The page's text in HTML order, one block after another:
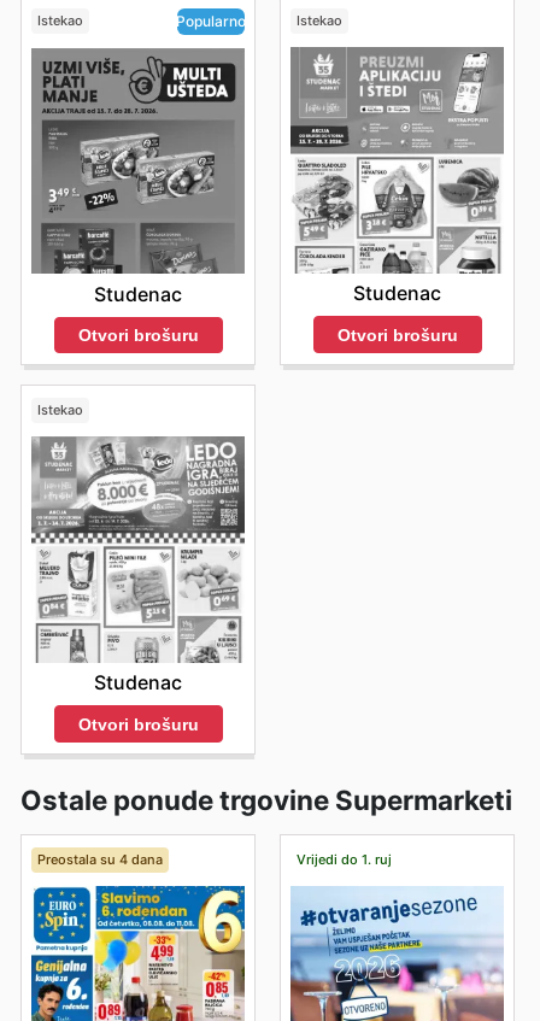
Istekao Popularno
Studenac
Otvori brošuru
Istekao
Studenac
Otvori brošuru
Istekao
Studenac
Otvori brošuru
Ostale ponude trgovine Supermarketi
Preostala su 4 dana Vrijedi do 1. ruj